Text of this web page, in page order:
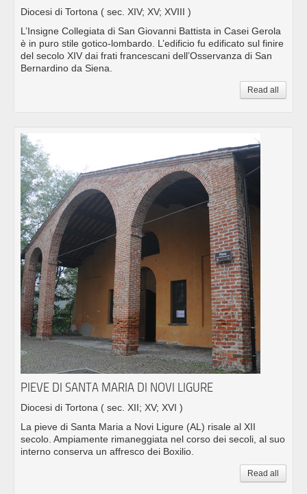
Diocesi di Tortona ( sec. XIV; XV; XVIII )
L’Insigne Collegiata di San Giovanni Battista in Casei Gerola
è in puro stile gotico-lombardo. L’edificio fu edificato sul finire
del secolo XIV dai frati francescani dell’Osservanza di San
Bernardino da Siena.
Read all
PIEVE DI SANTA MARIA DI NOVI LIGURE
Diocesi di Tortona ( sec. XII; XV; XVI )
La pieve di Santa Maria a Novi Ligure (AL) risale al XII
secolo. Ampiamente rimaneggiata nel corso dei secoli, al suo
interno conserva un affresco dei Boxilio.
Read all